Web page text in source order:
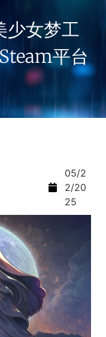
少女梦工
平台
05/2
2/20
25